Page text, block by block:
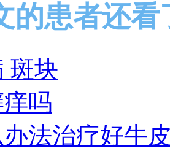
的患者还看
斑块
痒吗
办法治疗好牛